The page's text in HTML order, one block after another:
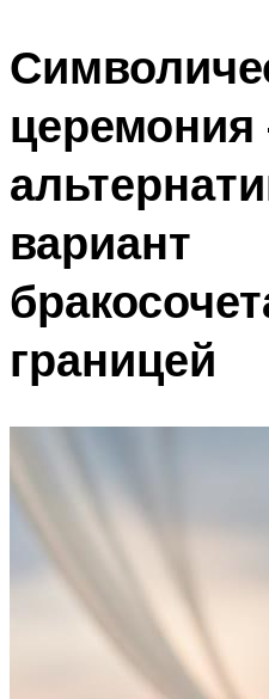
церемония
вариант
границей